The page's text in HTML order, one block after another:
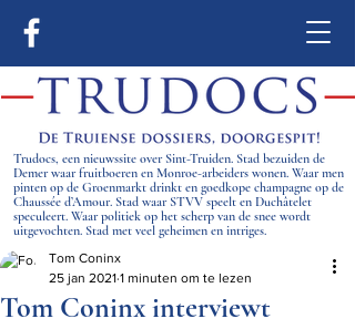
Trudocs, een nieuwssite over Sint-Truiden. Stad bezuiden de
Demer waar fruitboeren en Monroe-arbeiders wonen. Waar men
pinten op de Groenmarkt drinkt en goedkope champagne op de
Chaussée d’Amour. Stad waar STVV speelt en Duchâtelet
speculeert. Waar politiek op het scherp van de snee wordt
uitgevochten. Stad met veel geheimen en intriges.
Tom Coninx interviewt
Tom Coninx
25 jan 2021 1 minuten om te lezen